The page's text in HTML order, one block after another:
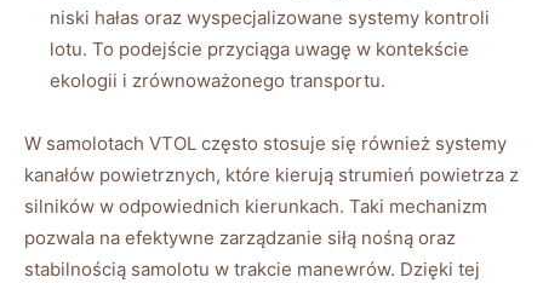
niski hałas oraz wyspecjalizowane systemy kontroli
lotu. To podejście przyciąga uwagę w kontekście
ekologii i zrównoważonego transportu.
W samolotach VTOL często stosuje się również‌ systemy
kanałów powietrznych, które kierują strumień powietrza ⁤z
silników w odpowiednich kierunkach. Taki mechanizm
pozwala na efektywne zarządzanie⁢ siłą nośną oraz
stabilnością samolotu ​w ‍trakcie⁣ manewrów. Dzięki tej